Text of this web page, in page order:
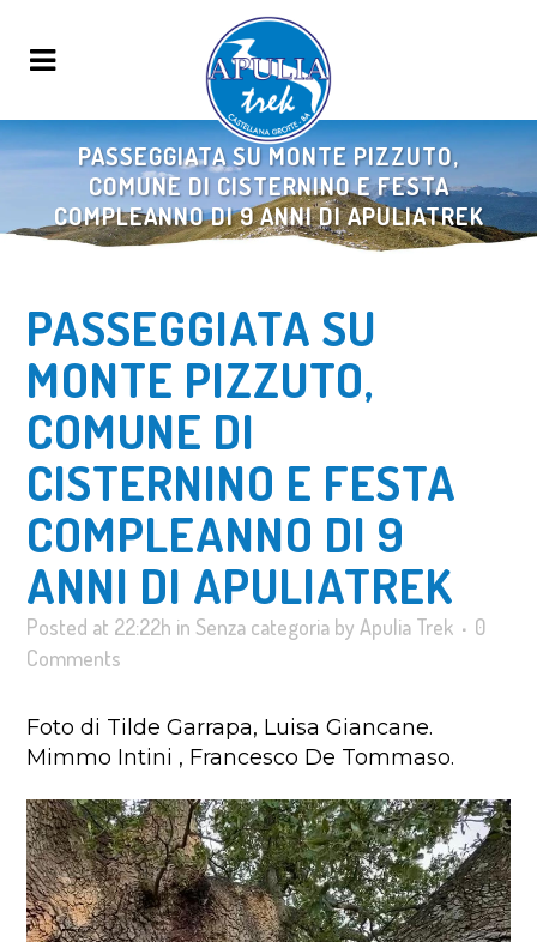
PASSEGGIATA SU MONTE PIZZUTO,
COMUNE DI CISTERNINO E FESTA
COMPLEANNO DI 9 ANNI DI APULIATREK
PASSEGGIATA SU
MONTE PIZZUTO,
COMUNE DI
CISTERNINO E FESTA
COMPLEANNO DI 9
ANNI DI APULIATREK
Posted at 22:22h in Senza categoria byApulia Trek
0
Comments
Foto di Tilde Garrapa, Luisa Giancane.
Mimmo Intini , Francesco De Tommaso.